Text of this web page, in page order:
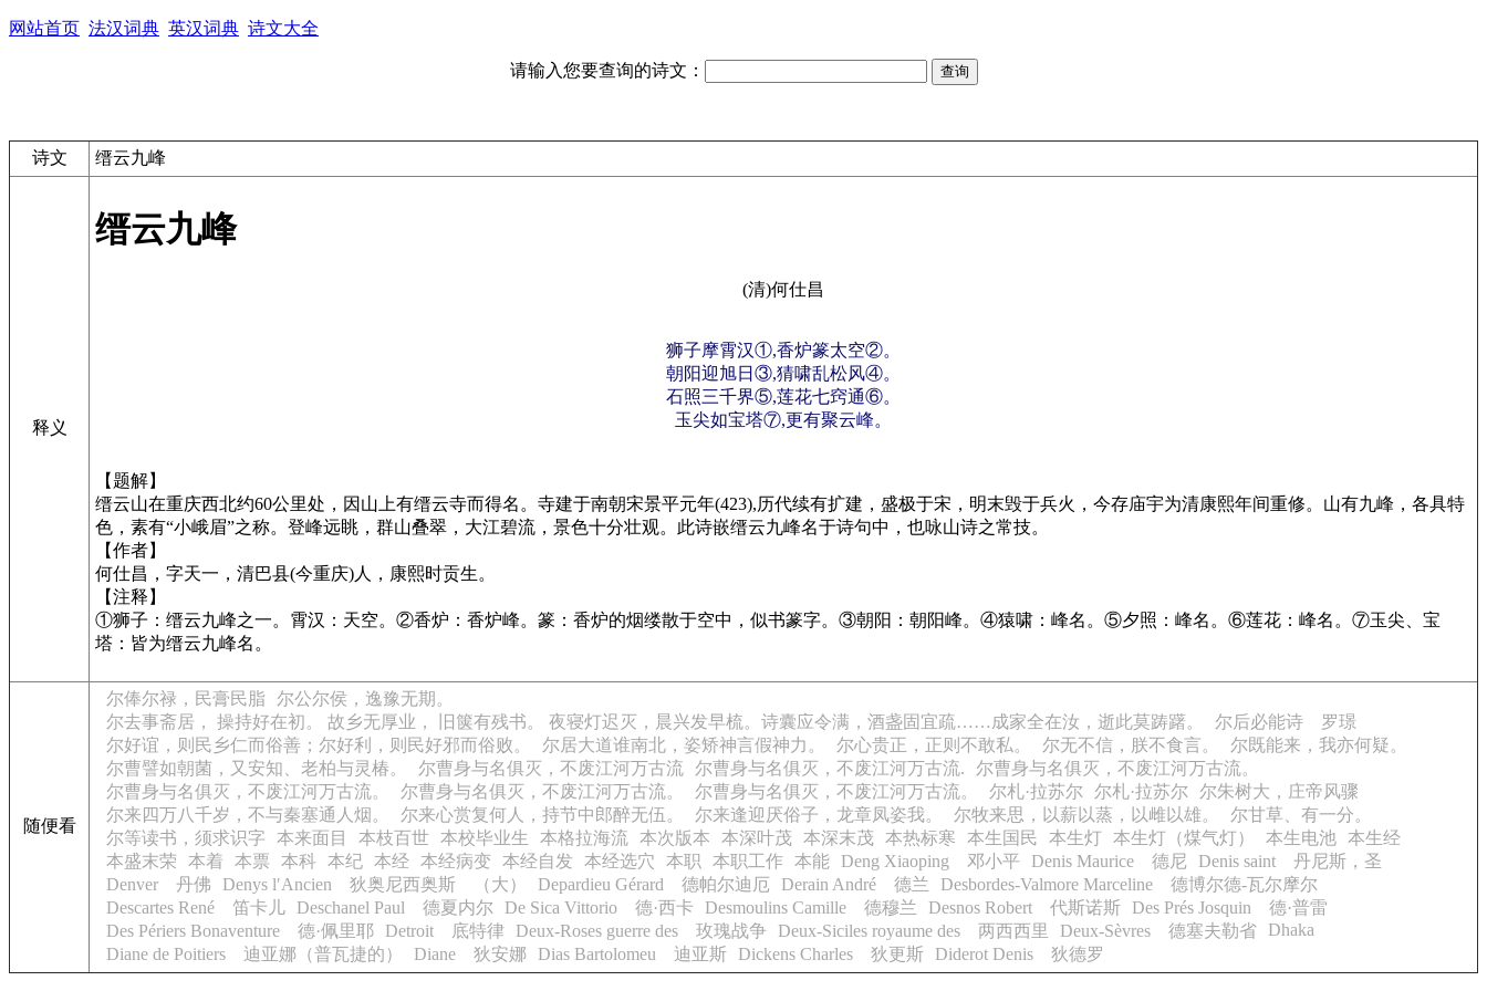
网站首页 法汉词典 英汉词典 诗文大全
请输入您要查询的诗文：
诗文 缙云九峰
释义
缙云九峰
(清)何仕昌
狮子摩霄汉①,香炉篆太空②。
朝阳迎旭日③,猜啸乱松风④。
石照三千界⑤,莲花七窍通⑥。
玉尖如宝塔⑦,更有聚云峰。
【题解】
缙云山在重庆西北约60公里处，因山上有缙云寺而得名。寺建于南朝宋景平元年(423),历代续有扩建，盛极于宋，明末毁于兵火，今存庙宇为清康熙年间重修。山有九峰，各具特
色，素有“小峨眉”之称。登峰远眺，群山叠翠，大江碧流，景色十分壮观。此诗嵌缙云九峰名于诗句中，也咏山诗之常技。
【作者】
何仕昌，字天一，清巴县(今重庆)人，康熙时贡生。
【注释】
①狮子：缙云九峰之一。霄汉：天空。②香炉：香炉峰。篆：香炉的烟缕散于空中，似书篆字。③朝阳：朝阳峰。④猿啸：峰名。⑤夕照：峰名。⑥莲花：峰名。⑦玉尖、宝
塔：皆为缙云九峰名。
随便看
尔俸尔禄，民膏民脂
尔公尔侯，逸豫无期。
尔去事斋居， 操持好在初。 故乡无厚业， 旧箧有残书。 夜寝灯迟灭，晨兴发早梳。诗囊应令满，酒盏固宜疏……成家全在汝，逝此莫踌躇。
尔后必能诗 罗璟
尔好谊，则民乡仁而俗善；尔好利，则民好邪而俗败。
尔居大道谁南北，姿矫神言假神力。 尔心贵正，正则不敢私。 尔无不信，朕不食言。
尔既能来，我亦何疑。
尔曹譬如朝菌，又安知、老柏与灵椿。
尔曹身与名俱灭，不废江河万古流 尔曹身与名俱灭，不废江河万古流.
尔曹身与名俱灭，不废江河万古流。
尔曹身与名俱灭，不废江河万古流。
尔曹身与名俱灭，不废江河万古流。 尔曹身与名俱灭，不废江河万古流。 尔札·拉苏尔 尔札·拉苏尔
尔朱树大，庄帝风骤
尔来四万八千岁，不与秦塞通人烟。
尔来心赏复何人，持节中郎醉无伍。 尔来逢迎厌俗子，龙章凤姿我。 尔牧来思，以薪以蒸，以雌以雄。
尔甘草、有一分。
尔等读书，须求识字
本来面目 本枝百世 本校毕业生 本格拉海流 本次版本 本深叶茂 本深末茂 本热标寒 本生国民 本生灯 本生灯（煤气灯） 本生电池 本生经
本盛末荣
本着 本票 本科 本纪 本经 本经病变 本经自发 本经选穴 本职 本职工作 本能 Deng Xiaoping 邓小平 Denis Maurice 德尼
Denis saint 丹尼斯，圣
Denver 丹佛
Denys l′Ancien 狄奥尼西奥斯 （大） Depardieu Gérard 德帕尔迪厄 Derain André 德兰
Desbordes-Valmore Marceline 德博尔德-瓦尔摩尔
Descartes René 笛卡儿
Deschanel Paul 德夏内尔 De Sica Vittorio 德·西卡 Desmoulins Camille 德穆兰 Desnos Robert 代斯诺斯
Des Prés Josquin 德·普雷
Des Périers Bonaventure 德·佩里耶
Detroit 底特律 Deux-Roses guerre des 玫瑰战争 Deux-Siciles royaume des 两西西里 Deux-Sèvres 德塞夫勒省
Dhaka
Diane de Poitiers 迪亚娜（普瓦捷的）
Diane 狄安娜 Dias Bartolomeu 迪亚斯 Dickens Charles 狄更斯 Diderot Denis 狄德罗